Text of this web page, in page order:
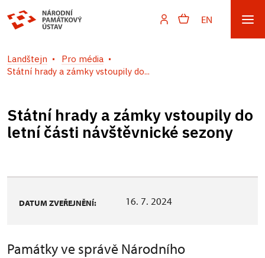
EN
Landštejn
Pro média
Státní hrady a zámky vstoupily do...
Státní hrady a zámky vstoupily do
letní části návštěvnické sezony
DATUM ZVEŘEJNĚNÍ: 16. 7. 2024
Památky ve správě Národního